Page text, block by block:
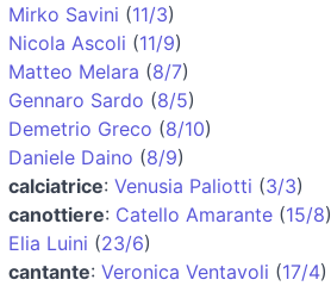
Mirko Savini (11/3)
Nicola Ascoli (11/9)
Matteo Melara (8/7)
Gennaro Sardo (8/5)
Demetrio Greco (8/10)
Daniele Daino (8/9)
calciatrice: Venusia Paliotti (3/3)
canottiere: Catello Amarante (15/8)
Elia Luini (23/6)
cantante: Veronica Ventavoli (17/4)